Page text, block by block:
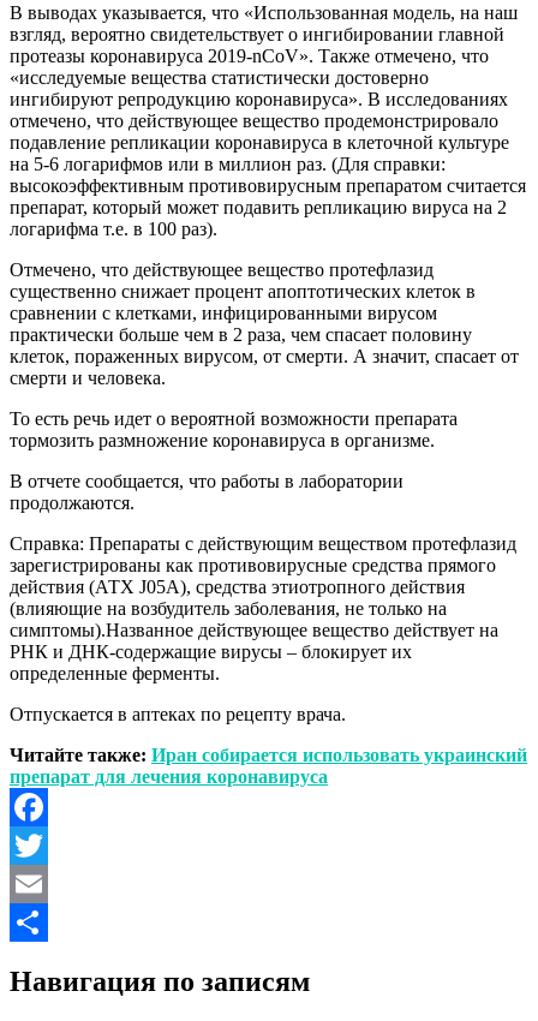
В выводах указывается, что «Использованная модель, на наш
взгляд, вероятно свидетельствует о ингибировании главной
протеазы коронавируса 2019-nCoV». Также отмечено, что
«исследуемые вещества статистически достоверно
ингибируют репродукцию коронавируса». В исследованиях
отмечено, что действующее вещество продемонстрировало
подавление репликации коронавируса в клеточной культуре
на 5-6 логарифмов или в миллион раз. (Для справки:
высокоэффективным противовирусным препаратом считается
препарат, который может подавить репликацию вируса на 2
логарифма т.е. в 100 раз).
Отмечено, что действующее вещество протефлазид
существенно снижает процент апоптотических клеток в
сравнении с клетками, инфицированными вирусом
практически больше чем в 2 раза, чем спасает половину
клеток, пораженных вирусом, от смерти. А значит, спасает от
смерти и человека.
То есть речь идет о вероятной возможности препарата
тормозить размножение коронавируса в организме.
В отчете сообщается, что работы в лаборатории
продолжаются.
Справка: Препараты с действующим веществом протефлазид
зарегистрированы как противовирусные средства прямого
действия (АТХ J05A), средства этиотропного действия
(влияющие на возбудитель заболевания, не только на
симптомы).Названное действующее вещество действует на
РНК и ДНК-содержащие вирусы – блокирует их
определенные ферменты.
Отпускается в аптеках по рецепту врача.
Читайте также: Иран собирается использовать украинский
препарат для лечения коронавируса
Facebook
Twitter
Email
Навигация по записям